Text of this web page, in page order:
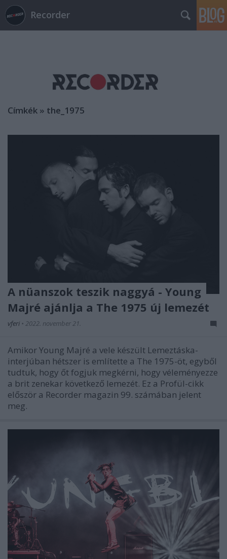
Recorder
Címkék » the_1975
A nüanszok teszik naggyá - Young
Majré ajánlja a The 1975 új lemezét
vferi • 2022. november 21.
Amikor Young Majré a vele készült Lemeztáska-
interjúban hétszer is említette a The 1975-öt, egyből
tudtuk, hogy őt fogjuk megkérni, hogy véleményezze
a brit zenekar következő lemezét. Ez a Profül-cikk
először a Recorder magazin 99. számában jelent
meg.